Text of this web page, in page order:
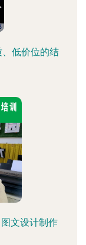
低价位的结
文设计制作